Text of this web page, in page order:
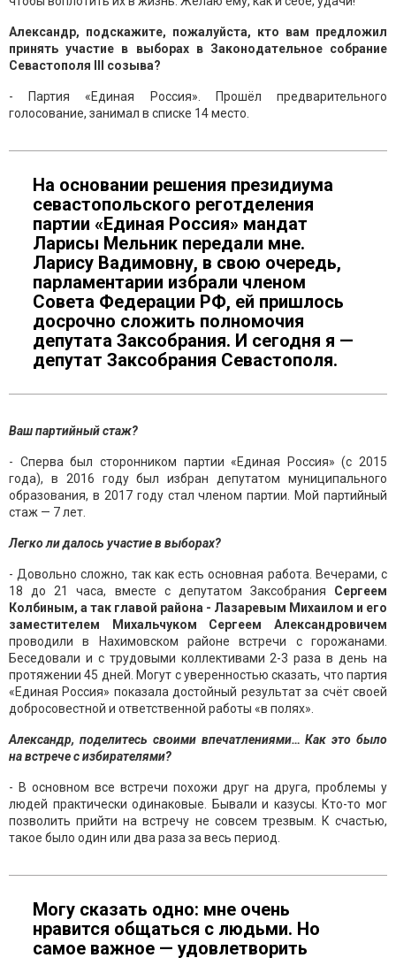
Александр, подскажите, пожалуйста, кто вам предложил
принять участие в выборах в Законодательное собрание
Севастополя III созыва?
- Партия «Единая Россия». Прошёл предварительного
голосование, занимал в списке 14 место.
На основании решения президиума
севастопольского реготделения
партии «Единая Россия» мандат
Ларисы Мельник передали мне.
Ларису Вадимовну, в свою очередь,
парламентарии избрали членом
Совета Федерации РФ, ей пришлось
досрочно сложить полномочия
депутата Заксобрания. И сегодня я —
депутат Заксобрания Севастополя.
Ваш партийный стаж?
- Сперва был сторонником партии «Единая Россия» (с 2015
года), в 2016 году был избран депутатом муниципального
образования, в 2017 году стал членом партии. Мой партийный
стаж — 7 лет.
Легко ли далось участие в выборах?
- Довольно сложно, так как есть основная работа. Вечерами, с
18 до 21 часа, вместе с депутатом Заксобрания Сергеем
Колбиным, а так главой района - Лазаревым Михаилом и его
заместителем Михальчуком Сергеем Александровичем
проводили в Нахимовском районе встречи с горожанами.
Беседовали и с трудовыми коллективами 2-3 раза в день на
протяжении 45 дней. Могут с уверенностью сказать, что партия
«Единая Россия» показала достойный результат за счёт своей
добросовестной и ответственной работы «в полях».
Александр, поделитесь своими впечатлениями… Как это было
на встрече с избирателями?
- В основном все встречи похожи друг на друга, проблемы у
людей практически одинаковые. Бывали и казусы. Кто-то мог
позволить прийти на встречу не совсем трезвым. К счастью,
такое было один или два раза за весь период.
Могу сказать одно: мне очень
нравится общаться с людьми. Но
самое важное — удовлетворить